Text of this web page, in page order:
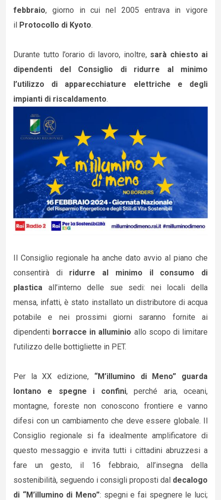
febbraio, giorno in cui nel 2005 entrava in vigore
il Protocollo di Kyoto.
Durante tutto l’orario di lavoro, inoltre,sarà chiesto ai
dipendenti del Consiglio di ridurre al minimo
l’utilizzo di apparecchiature elettriche e degli
impianti di riscaldamento.
Il Consiglio regionale ha anche dato avvio al piano che
consentirà di ridurre al minimo il consumo di
plastica all’interno delle sue sedi: nei locali della
mensa, infatti, è stato installato un distributore di acqua
potabile e nei prossimi giorni saranno fornite ai
dipendenti borracce in alluminio allo scopo di limitare
l’utilizzo delle bottigliette in PET.
Per la XX edizione, “M’illumino di Meno” guarda
lontano e spegne i confini, perché aria, oceani,
montagne, foreste non conoscono frontiere e vanno
difesi con un cambiamento che deve essere globale. Il
Consiglio regionale si fa idealmente amplificatore di
questo messaggio e invita tutti i cittadini abruzzesi a
fare un gesto, il 16 febbraio, all’insegna della
sostenibilità, seguendo i consigli proposti dal decalogo
di “M’illumino di Meno”: spegni e fai spegnere le luci;